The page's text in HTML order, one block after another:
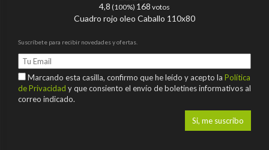
4,8 (100%) 168 votos
Cuadro rojo oleo Caballo 110x80
Suscríbete para recibir novedades y ofertas.
Marcando esta casilla, confirmo que he leído y acepto la Política
de Privacidad y que consiento el envío de boletines informativos al
correo indicado.